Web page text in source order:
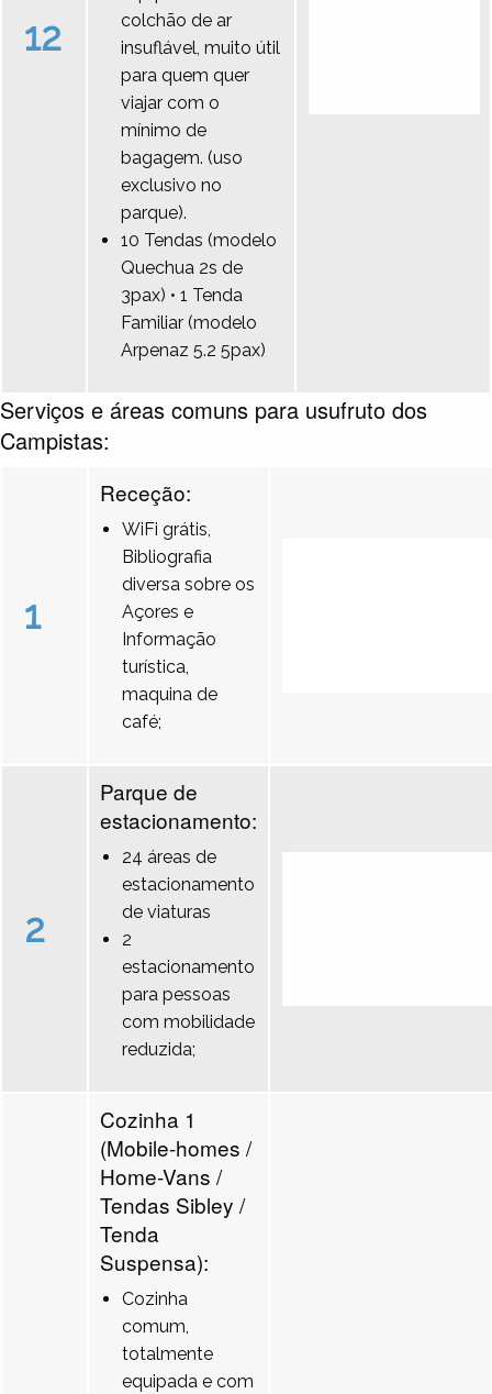
12
colchão de ar
insuflável, muito útil
para quem quer
viajar com o
mínimo de
bagagem. (uso
exclusivo no
parque).
10 Tendas (modelo
Quechua 2s de
3pax) • 1 Tenda
Familiar (modelo
Arpenaz 5.2 5pax)
Serviços e áreas comuns para usufruto dos
Campistas:
1
Receção:
WiFi grátis,
Bibliografia
diversa sobre os
Açores e
Informação
turística,
maquina de
café;
2
Parque de
estacionamento:
24 áreas de
estacionamento
de viaturas
2
estacionamento
para pessoas
com mobilidade
reduzida;
Cozinha 1
(Mobile-homes /
Home-Vans /
Tendas Sibley /
Tenda
Suspensa):
Cozinha
comum,
totalmente
equipada e com